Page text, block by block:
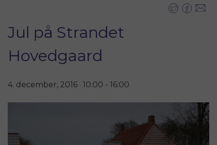
Jul på Strandet
Hovedgaard
4. december, 2016 · 10:00 - 16:00